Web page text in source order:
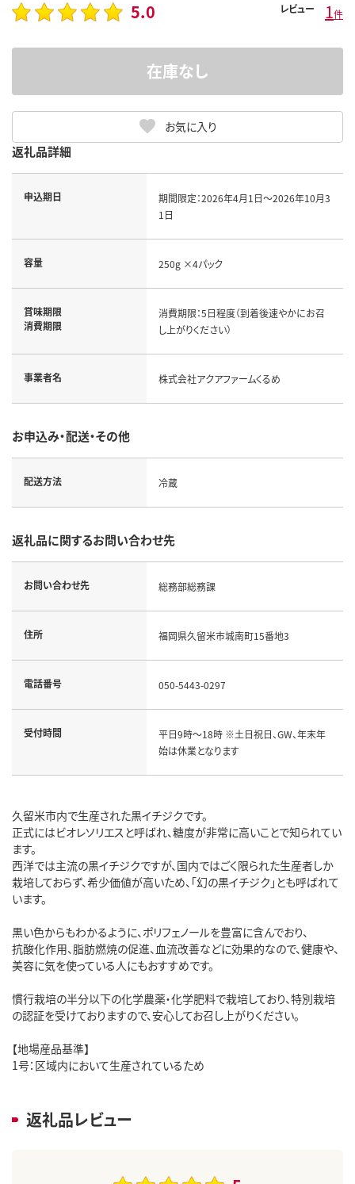
5.0 レビュー 1件
お気に入り
在庫なし
返礼品詳細
申込期日
期間限定：2026年4月1日～2026年10月3
1日
容量 250g ×4パック
賞味期限
消費期限
消費期限：5日程度（到着後速やかにお召
し上がりください）
事業者名 株式会社アクアファームくるめ
お申込み・配送・その他
配送方法 冷蔵
返礼品に関するお問い合わせ先
お問い合わせ先 総務部総務課
住所 福岡県久留米市城南町15番地3
電話番号 050-5443-0297
受付時間
平日9時～18時 ※土日祝日、GW、年末年
始は休業となります
久留米市内で生産された黒イチジクです。
正式にはビオレソリエスと呼ばれ、糖度が非常に高いことで知られてい
ます。
西洋では主流の黒イチジクですが、国内ではごく限られた生産者しか
栽培しておらず、希少価値が高いため、「幻の黒イチジク」とも呼ばれて
います。
黒い色からもわかるように、ポリフェノールを豊富に含んでおり、
抗酸化作用、脂肪燃焼の促進、血流改善などに効果的なので、健康や、
美容に気を使っている人にもおすすめです。
慣行栽培の半分以下の化学農薬・化学肥料で栽培しており、特別栽培
の認証を受けておりますので、安心してお召し上がりください。
【地場産品基準】
1号：区域内において生産されているため
返礼品レビュー